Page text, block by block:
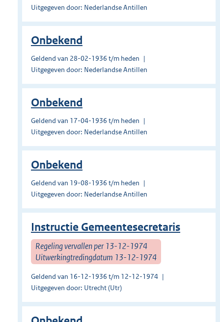
Uitgegeven door: Nederlandse Antillen
Onbekend
Geldend van 28-02-1936 t/m heden
Uitgegeven door: Nederlandse Antillen
Onbekend
Geldend van 17-04-1936 t/m heden
Uitgegeven door: Nederlandse Antillen
Onbekend
Geldend van 19-08-1936 t/m heden
Uitgegeven door: Nederlandse Antillen
Instructie Gemeentesecretaris
Regeling vervallen per 13-12-1974
Uitwerkingtredingdatum 13-12-1974
Geldend van 16-12-1936 t/m 12-12-1974
Uitgegeven door: Utrecht (Utr)